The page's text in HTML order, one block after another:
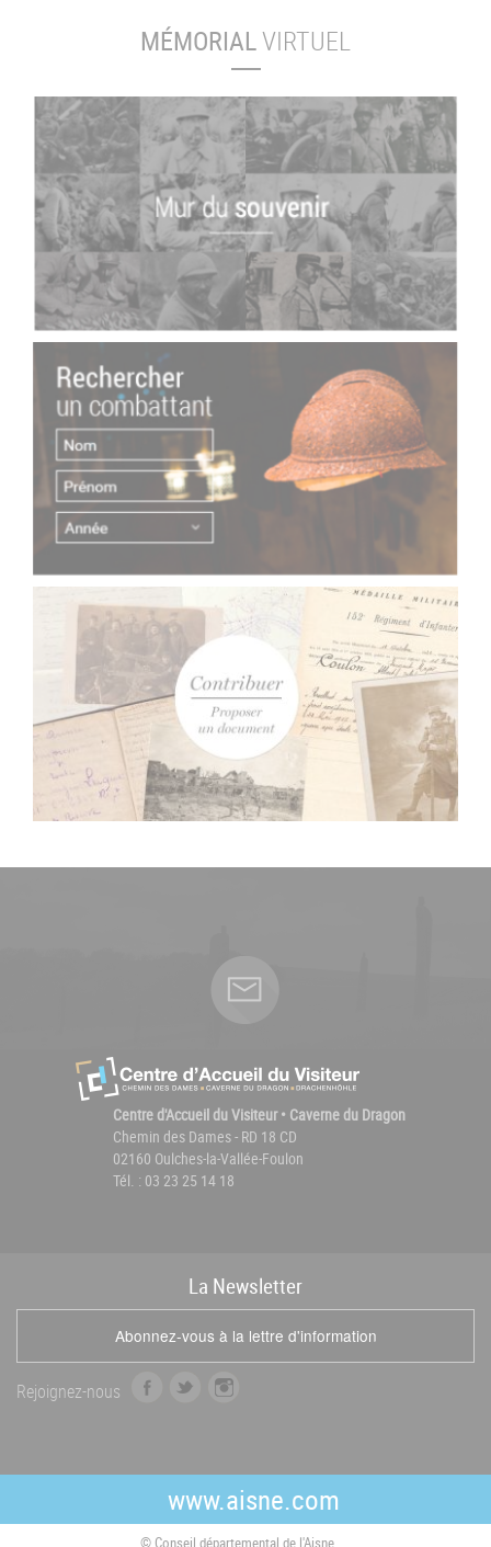
MÉMORIALVIRTUEL
Centre d'Accueil du Visiteur • Caverne du Dragon
Chemin des Dames - RD 18 CD
02160 Oulches-la-Vallée-Foulon
Tél. : 03 23 25 14 18
La Newsletter
Abonnez-vous à la lettre d'information
Rejoignez-nous
b
o
t
e
r
a
g
r
www.aisne.com
© Conseil départemental de l'Aisne